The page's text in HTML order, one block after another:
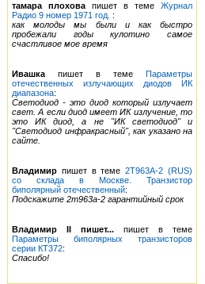
тамара плохова пишет в теме Журнал
Радио 9 номер 1971 год. :
как молоды мы были и как быстро
пробежали годы кулотино самое
счастливое мое время
Ивашка пишет в теме Параметры
отечественных излучающих диодов ИК
диапазона:
Светодиод - это диод который излучает
свет. А если диод имеет ИК излучение, то
это ИК диод, а не "ИК светодиод" и
"Светодиод инфракрасный", как указано на
сайте.
Владимир пишет в теме2Т963А-2 (RUS)
со склада в Москве. Транзистор
биполярный отечественный:
Подскажите 2т963а-2 гарантийный срок
Владимир II пишет... пишет в теме
Параметры биполярных транзисторов
серии КТ372:
Спасибо!